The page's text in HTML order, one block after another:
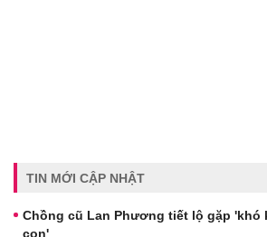
TIN MỚI CẬP NHẬT
Chồng cũ Lan Phương tiết lộ gặp 'khó
con'